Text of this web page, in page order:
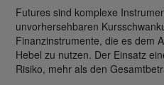
Futures sind komplexe
unvorhersehbaren
Finanzinstrumente, die es dem
Hebel zu nutzen. Der Einsatz
Risiko, mehr als den